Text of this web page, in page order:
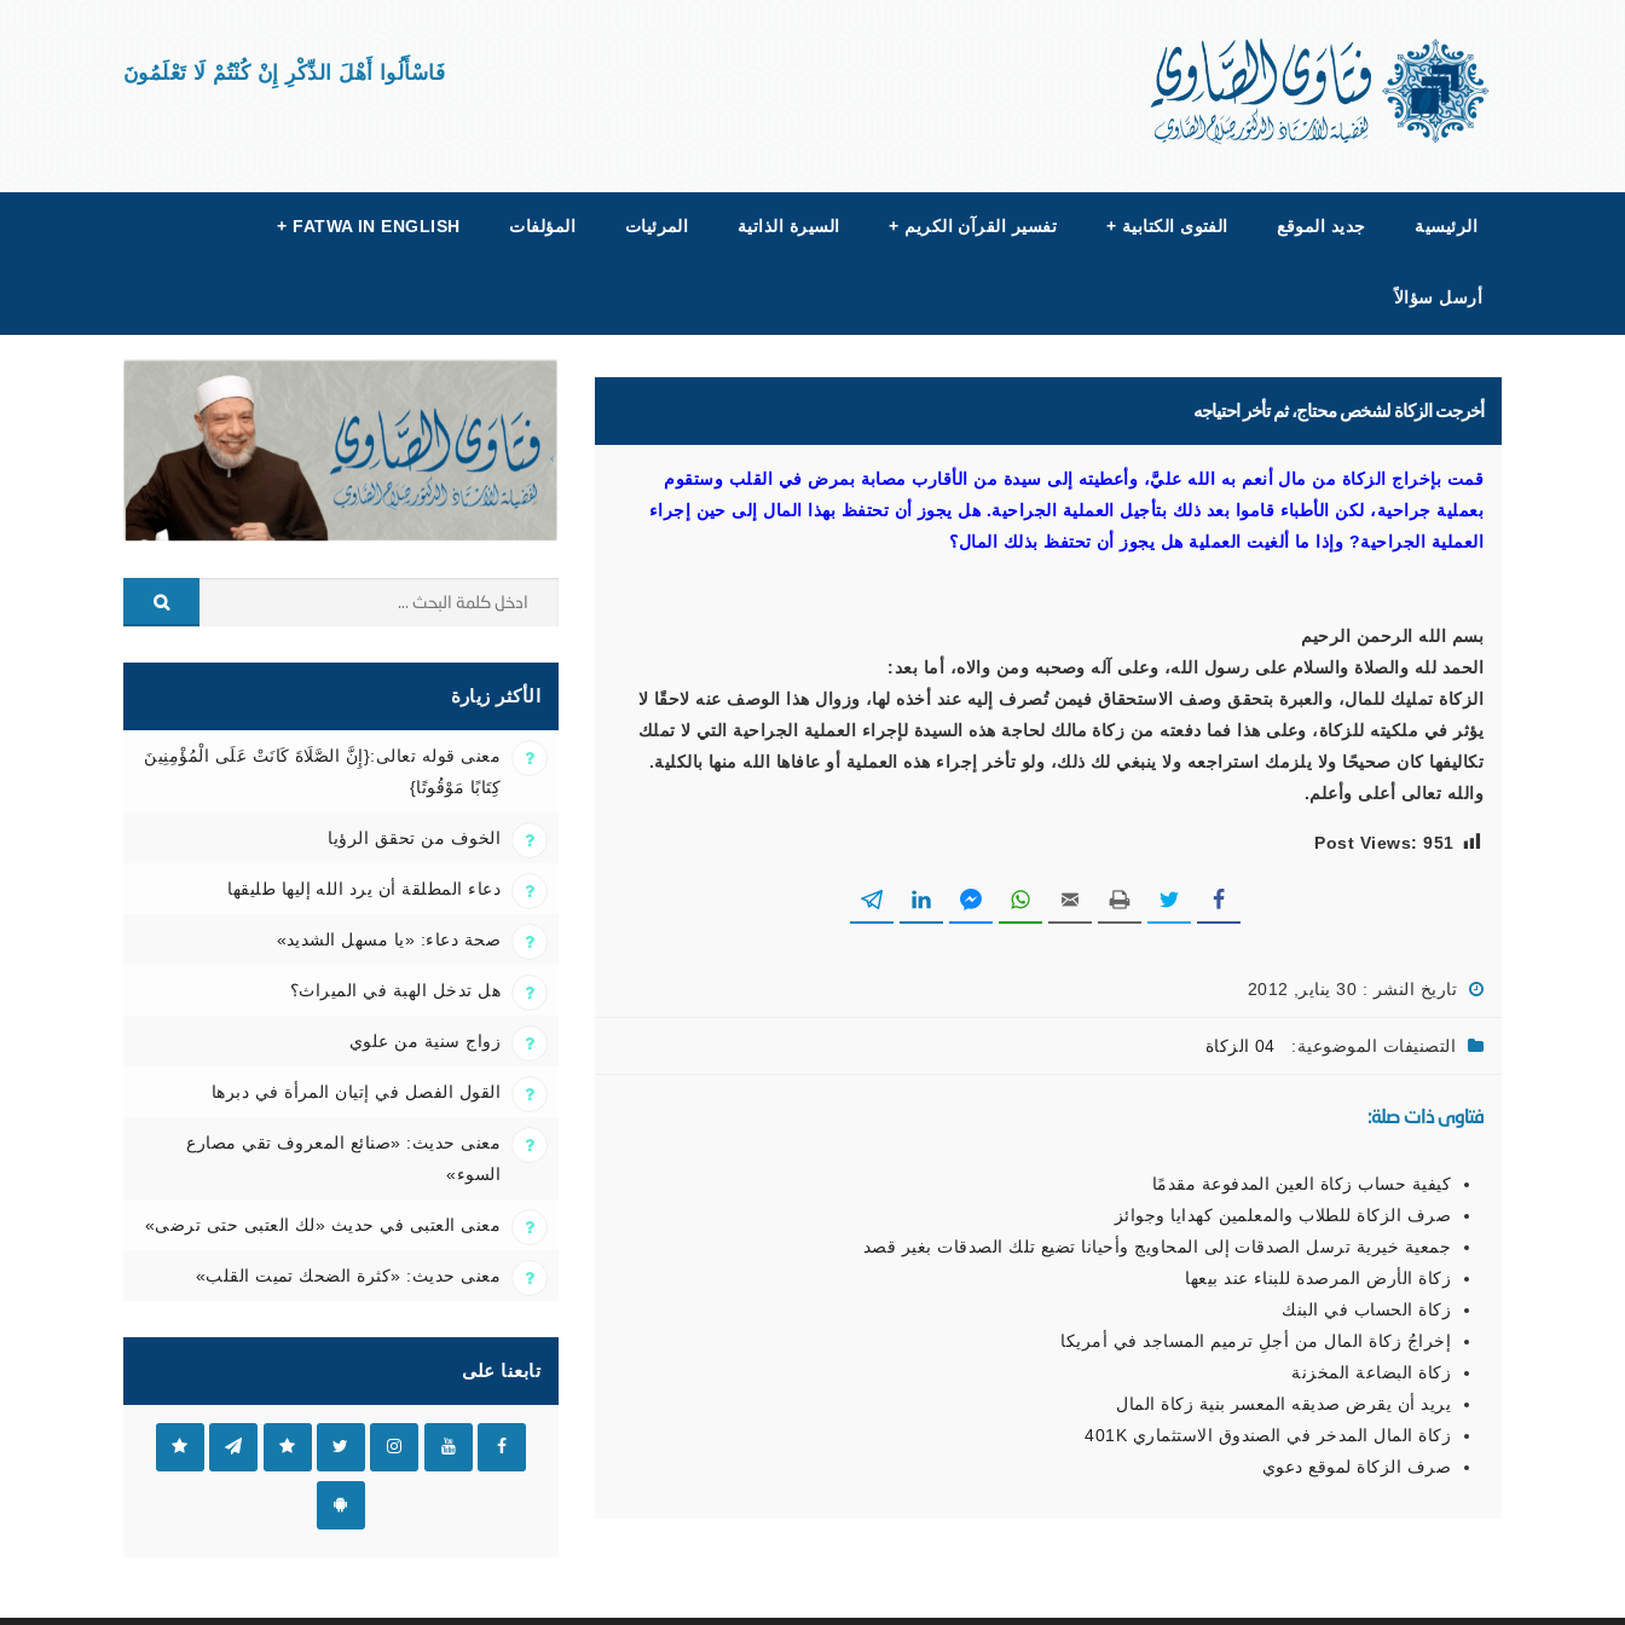
فَاسْأَلُوا أَهْلَ الذِّكْرِ إِنْ كُنْتُمْ لَا تَعْلَمُونَ
الرئيسية جديد الموقع الفتوى الكتابية + تفسير القرآن الكريم + السيرة الذاتية المرئيات المؤلفات FATWA IN ENGLISH
+
أرسل سؤالاً
أخرجت الزكاة لشخص محتاج، ثم تأخر احتياجه
قمت بإخراج الزكاة من مال أنعم به الله عليَّ، وأعطيته إلى سيدة من الأقارب مصابة بمرض في القلب وستقوم
بعملية جراحية، لكن الأطباء قاموا بعد ذلك بتأجيل العملية الجراحية. هل يجوز أن تحتفظ بهذا المال إلى حين إجراء
العملية الجراحية? وإذا ما ألغيت العملية هل يجوز أن تحتفظ بذلك المال؟
بسم الله الرحمن الرحيم
الحمد لله والصلاة والسلام على رسول الله، وعلى آله وصحبه ومن والاه، أما بعد:
الزكاة تمليك للمال، والعبرة بتحقق وصف الاستحقاق فيمن تُصرف إليه عند أخذه لها، وزوال هذا الوصف عنه لاحقًا لا
يؤثر في ملكيته للزكاة، وعلى هذا فما دفعته من زكاة مالك لحاجة هذه السيدة لإجراء العملية الجراحية التي لا تملك
تكاليفها كان صحيحًا ولا يلزمك استراجعه ولا ينبغي لك ذلك، ولو تأخر إجراء هذه العملية أو عافاها الله منها بالكلية.
والله تعالى أعلى وأعلم.
Post Views: 951
تاريخ النشر : 30 يناير, 2012
التصنيفات الموضوعية: 04 الزكاة
فتاوى ذات صلة:
كيفية حساب زكاة العين المدفوعة مقدمًا
صرف الزكاة للطلاب والمعلمين كهدايا وجوائز
جمعية خيرية ترسل الصدقات إلى المحاويج وأحيانا تضيع تلك الصدقات بغير قصد
زكاة الأرض المرصدة للبناء عند بيعها
زكاة الحساب في البنك
إخراجُ زكاة المال من أجلِ ترميم المساجد في أمريكا
زكاة البضاعة المخزنة
يريد أن يقرض صديقه المعسر بنية زكاة المال
زكاة المال المدخر في الصندوق الاستثماري 401K
صرف الزكاة لموقع دعوي
الأكثر زيارة
معنى قوله تعالى:{إِنَّ الصَّلَاةَ كَانَتْ عَلَى الْمُؤْمِنِينَ
كِتَابًا مَوْقُوتًا}
الخوف من تحقق الرؤيا
دعاء المطلقة أن يرد الله إليها طليقها
صحة دعاء: «يا مسهل الشديد»
هل تدخل الهبة في الميراث؟
زواج سنية من علوي
القول الفصل في إتيان المرأة في دبرها
معنى حديث: «صنائع المعروف تقي مصارع
السوء»
معنى العتبى في حديث «لك العتبى حتى ترضى»
معنى حديث: «كثرة الضحك تميت القلب»
تابعنا على